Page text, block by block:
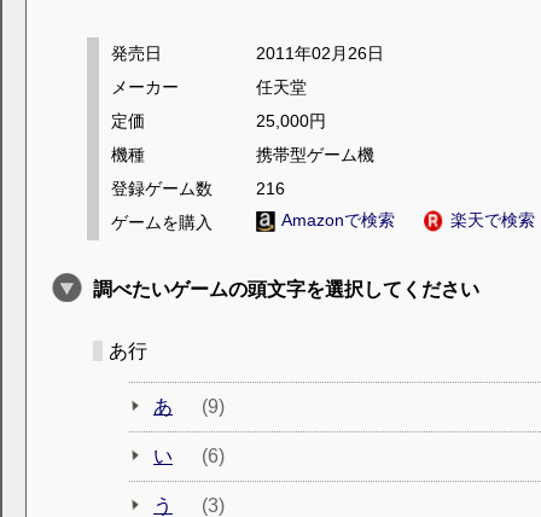
発売日
2011年02月26日
メーカー
任天堂
定価
25,000円
機種
携帯型ゲーム機
登録ゲーム数
216
ゲームを購入
Amazonで検索 楽天で検索
調べたいゲームの頭文字を選択してください
あ行
あ (9)
い (6)
う (3)